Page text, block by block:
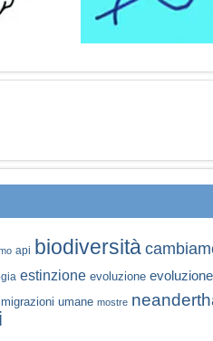
api biodiversità
estinzione evoluzione
migrazioni umane mostre